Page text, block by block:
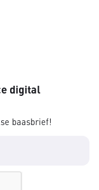
digital
baasbrief!